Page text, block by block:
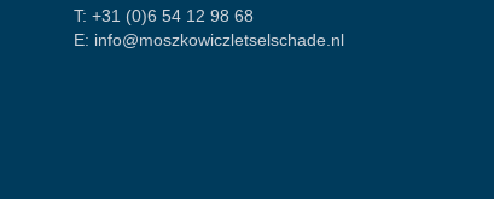
T: +31 (0)6 54 12 98 68
E: info@moszkowiczletselschade.nl